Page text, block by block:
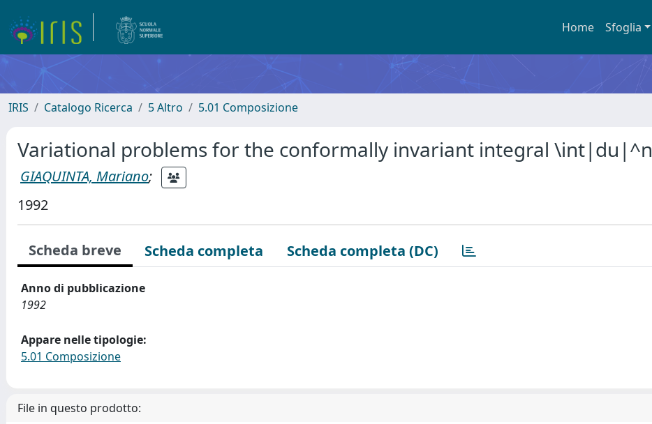
Home Sfoglia
IRIS Catalogo Ricerca 5 Altro 5.01 Composizione
Variational problems for the conformally invariant integral \int|du|^n
GIAQUINTA, Mariano;
1992
Scheda breve Scheda completa Scheda completa (DC)
Anno di pubblicazione
1992
Appare nelle tipologie:
5.01 Composizione
File in questo prodotto: